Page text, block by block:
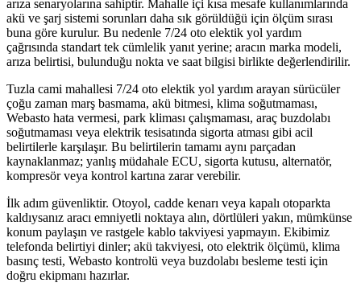
arıza senaryolarına sahiptir. Mahalle içi kısa mesafe kullanımlarında
akü ve şarj sistemi sorunları daha sık görüldüğü için ölçüm sırası
buna göre kurulur. Bu nedenle 7/24 oto elektik yol yardım
çağrısında standart tek cümlelik yanıt yerine; aracın marka modeli,
arıza belirtisi, bulunduğu nokta ve saat bilgisi birlikte değerlendirilir.
Tuzla cami mahallesi 7/24 oto elektik yol yardım arayan sürücüler
çoğu zaman marş basmama, akü bitmesi, klima soğutmaması,
Webasto hata vermesi, park kliması çalışmaması, araç buzdolabı
soğutmaması veya elektrik tesisatında sigorta atması gibi acil
belirtilerle karşılaşır. Bu belirtilerin tamamı aynı parçadan
kaynaklanmaz; yanlış müdahale ECU, sigorta kutusu, alternatör,
kompresör veya kontrol kartına zarar verebilir.
İlk adım güvenliktir. Otoyol, cadde kenarı veya kapalı otoparkta
kaldıysanız aracı emniyetli noktaya alın, dörtlüleri yakın, mümkünse
konum paylaşın ve rastgele kablo takviyesi yapmayın. Ekibimiz
telefonda belirtiyi dinler; akü takviyesi, oto elektrik ölçümü, klima
basınç testi, Webasto kontrolü veya buzdolabı besleme testi için
doğru ekipmanı hazırlar.